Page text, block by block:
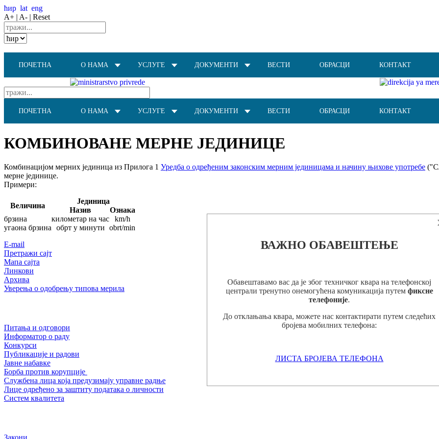
ћир lat eng
A+ | A- | Reset
ПОЧЕТНА О НАМА УСЛУГЕ ДОКУМЕНТИ ВЕСТИ ОБРАСЦИ КОНТАКТ
ПОЧЕТНА О НАМА УСЛУГЕ ДОКУМЕНТИ ВЕСТИ ОБРАСЦИ КОНТАКТ
КОМБИНОВАНЕ МЕРНЕ ЈЕДИНИЦЕ
Комбинацијом мерних јединица из Прилога 1 Уредба о одређеним законским мерним јединицама и начину њихове употребе
мерне јединице.
Примери:
Величина
Јединица
Назив
Ознака
брзина
километaр на час
km/h
угаона брзина
обрт у минути obrt/min
Е-mail
Претражи сајт
Мапа сајта
Линкови
Архива
Уверења о одобрењу типова мерила
Питања и одговори
Информатор о раду
Конкурси
Публикације и радови
Јавне набавке
Борба против корупције
Службена лица која предузимају управне радње
Лице одређено за заштиту података о личности
Систем квалитета
ВАЖНО ОБАВЕШТЕЊЕ
Обавештавамо вас да је због техничког квара на телефонској
централи тренутно онемогућена комуникација путем фиксне
телефоније.
До отклањања квара, можете нас контактирати путем следећих
бројева мобилних телефона:
ЛИСТА БРОЈЕВА ТЕЛЕФОНА